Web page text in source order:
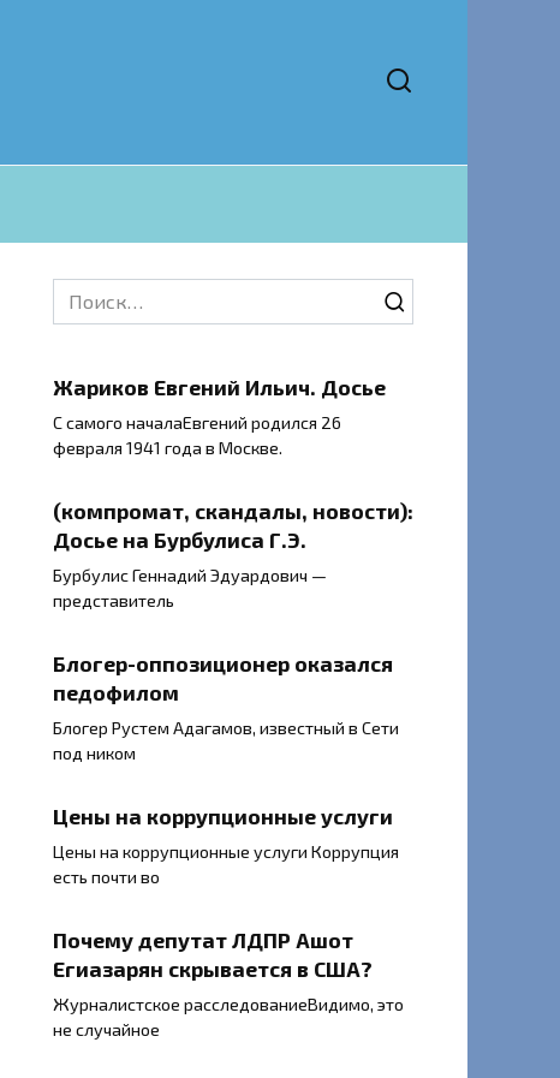
Search
for:
Жариков Евгений Ильич. Досье
С самого началаЕвгений родился 26
февраля 1941 года в Москве.
(компромат, скандалы, новости):
Досье на Бурбулиса Г.Э.
Бурбулис Геннадий Эдуардович —
представитель
Блогер-оппозиционер оказался
педофилом
Блогер Рустем Адагамов, известный в Сети
под ником
Цены на коррупционные услуги
Цены на коррупционные услуги Коррупция
есть почти во
Почему депутат ЛДПР Ашот
Егиазарян скрывается в США?
Журналистское расследованиеВидимо, это
не случайное